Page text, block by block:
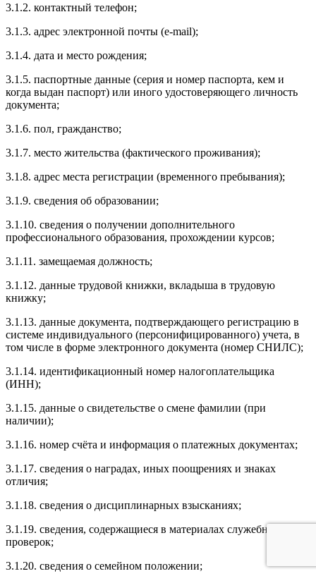
3.1.2. контактный телефон;
3.1.3. адрес электронной почты (e-mail);
3.1.4. дата и место рождения;
3.1.5. паспортные данные (серия и номер паспорта, кем и
когда выдан паспорт) или иного удостоверяющего личность
документа;
3.1.6. пол, гражданство;
3.1.7. место жительства (фактического проживания);
3.1.8. адрес места регистрации (временного пребывания);
3.1.9. сведения об образовании;
3.1.10. сведения о получении дополнительного
профессионального образования, прохождении курсов;
3.1.11. замещаемая должность;
3.1.12. данные трудовой книжки, вкладыша в трудовую
книжку;
3.1.13. данные документа, подтверждающего регистрацию в
системе индивидуального (персонифицированного) учета, в
том числе в форме электронного документа (номер СНИЛС);
3.1.14. идентификационный номер налогоплательщика
(ИНН);
3.1.15. данные о свидетельстве о смене фамилии (при
наличии);
3.1.16. номер счёта и информация о платежных документах;
3.1.17. сведения о наградах, иных поощрениях и знаках
отличия;
3.1.18. сведения о дисциплинарных взысканиях;
3.1.19. сведения, содержащиеся в материалах служебных
проверок;
3.1.20. сведения о семейном положении;